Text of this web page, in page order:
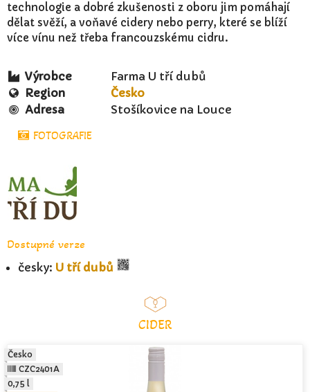
technologie a dobré zkušenosti z oboru jim pomáhají
dělat svěží, a voňavé cidery nebo perry, které se blíží
více vínu než třeba francouzskému cidru.
Výrobce
Farma U tří dubů
Region
Česko
Adresa
Stošíkovice na Louce
FOTOGRAFIE
Dostupné verze
česky: U tří dubů
CIDER
Česko
CZC2401A
0,75 l